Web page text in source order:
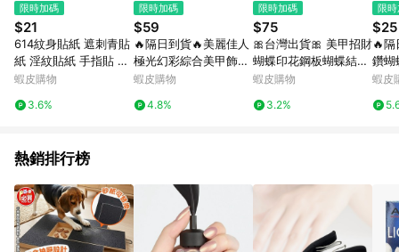
請注意以下行為將可能導致無法取得 LINE POINTS 點數回饋資
格：使用非指定之途徑及方式完成交易，或經由蝦皮系統判斷點
擊路徑不符合回饋資格或規則者。 14. 若有贈點爭議，請務必於
訂單日期+60天以內進行洽詢確認；超過60天(含)以上進行申
訴，恕無法贈點回饋。需檢附蝦皮訂單完成、LINE購物訂單記
錄，如於LINE購物訂單紀錄已呈現：「非本次前往蝦皮商店之品
斷而無法進行 LINE Points 回饋 2.若購買過程中關閉蝦皮APP，
則需重新透過LINE購物前往蝦皮商城，否則無法進行LINE
POINTS 回饋。 3.如用戶先前往蝦皮商城將商品加入購物車，後
續透過LINE購物前往至蝦皮商城將購物車結清，此方案將不列入
LINE Points 回饋 4.自 2018/10/24 起購買蝦皮拍賣商品，不符
合贈點資格 5. 透過LINE購物購買蝦皮站上「蝦皮推廣服務」之商
限時加碼
$21
614紋身貼紙 遮刺青貼
紙 淫紋貼紙 手指貼 個
性穿搭 彩繪貼紙 蝴蝶
酷少女心鎖骨手臂夏日
蝦皮購物
3.6%
限時加碼
$59
🔥隔日到貨🔥美麗佳人
極光幻彩綜合美甲飾品
盒 美甲飾品 美甲 飾品
鑽、亮片鑽、愛心鑽、
蝦皮購物
4.8%
限時加碼
$75
🎀台灣出貨🎀 美甲招財
蝴蝶印花鋼板蝴蝶結蕾
絲哥特風液態蝴蝶模板
蝦皮購物
3.2%
限
$25
🔥
鑽蝴
蝶
甲裝
蝦皮
熱銷排行榜